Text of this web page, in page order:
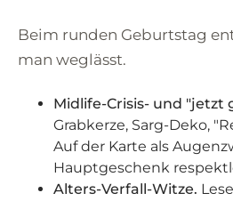
Beim runden Geburtstag
man weglässt.
Midlife-Crisis- und "jetzt
Grabkerze, Sarg-Deko,
Auf der Karte als
Hauptgeschenk
Alters-Verfall-Witze.